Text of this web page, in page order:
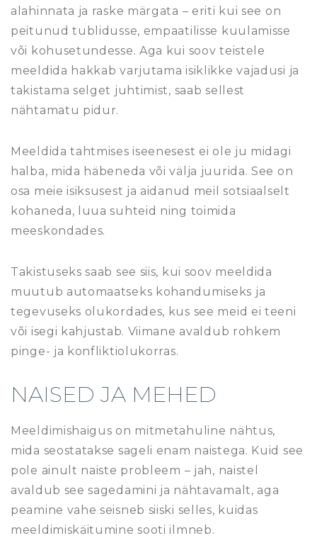
alahinnata ja raske märgata – eriti kui see on
peitunud tublidusse, empaatilisse kuulamisse
või kohusetundesse. Aga kui soov teistele
meeldida hakkab varjutama isiklikke vajadusi ja
takistama selget juhtimist, saab sellest
nähtamatu pidur.
Meeldida tahtmises iseenesest ei ole ju midagi
halba, mida häbeneda või välja juurida. See on
osa meie isiksusest ja aidanud meil sotsiaalselt
kohaneda, luua suhteid ning toimida
meeskondades.
Takistuseks saab see siis, kui soov meeldida
muutub automaatseks kohandumiseks ja
tegevuseks olukordades, kus see meid ei teeni
või isegi kahjustab. Viimane avaldub rohkem
pinge- ja konfliktiolukorras.
NAISED JA MEHED
Meeldimishaigus on mitmetahuline nähtus,
mida seostatakse sageli enam naistega. Kuid see
pole ainult naiste probleem – jah, naistel
avaldub see sagedamini ja nähtavamalt, aga
peamine vahe seisneb siiski selles, kuidas
meeldimiskäitumine sooti ilmneb.